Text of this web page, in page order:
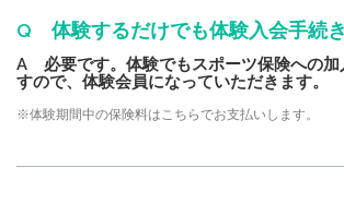
Q 体験するだけでも体験入会手続
A 必要です。体験でもスポーツ保険への加
すので、体験会員になっていただきます。
※体験期間中の保険料はこちらでお支払いします。